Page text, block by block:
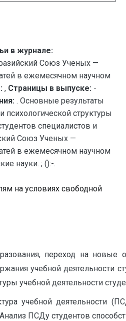
в журнале:
Союз Ученых —
в ежемесячном научном
, Страницы в выпуске: -
. Основные результаты
психологической структуры
специалистов и
Союз Ученых —
в ежемесячном научном
науки. ; ():-.
на условиях свободной
переход на новые
учебной деятельности
учебной деятельности
учебной деятельности
ПСДу студентов